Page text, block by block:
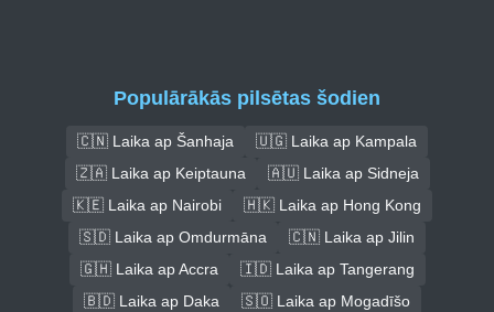
Populārākās pilsētas šodien
🇨🇳 Laika ap Šanhaja
🇺🇬 Laika ap Kampala
🇿🇦 Laika ap Keiptauna
🇦🇺 Laika ap Sidneja
🇰🇪 Laika ap Nairobi
🇭🇰 Laika ap Hong Kong
🇸🇩 Laika ap Omdurmāna
🇨🇳 Laika ap Jilin
🇬🇭 Laika ap Accra
🇮🇩 Laika ap Tangerang
🇧🇩 Laika ap Daka
🇸🇴 Laika ap Mogadīšo